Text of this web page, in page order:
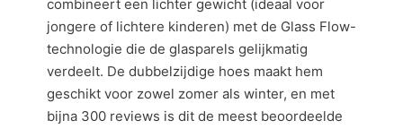
combineert een lichter gewicht (ideaal voor
jongere of lichtere kinderen) met de Glass Flow-
technologie die de glasparels gelijkmatig
verdeelt. De dubbelzijdige hoes maakt hem
geschikt voor zowel zomer als winter, en met
bijna 300 reviews is dit de meest beoordeelde